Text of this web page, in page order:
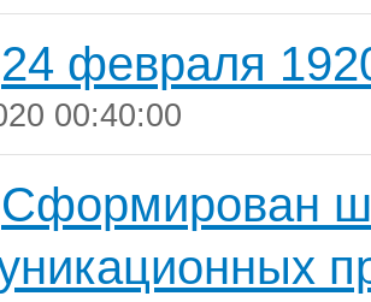
24 февраля
00:40:00
Сформирован